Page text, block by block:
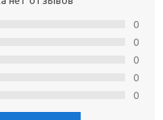
0
0
0
0
0